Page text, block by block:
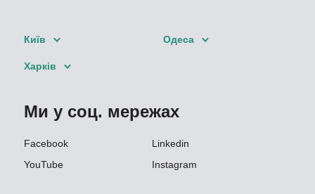
Київ Одеса
Харків
Ми у соц. мережах
Facebook
Linkedin
YouTube
Instagram